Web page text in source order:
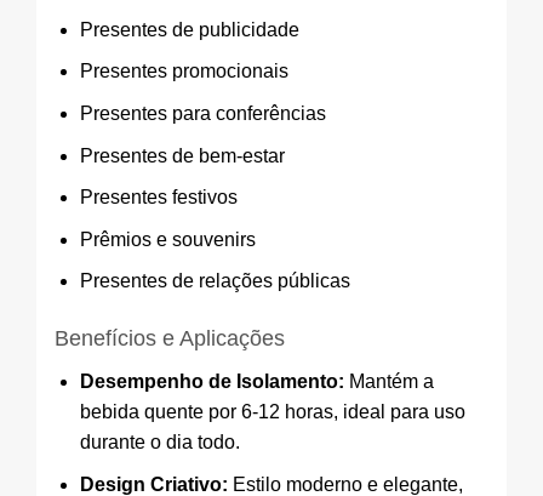
Presentes de publicidade
Presentes promocionais
Presentes para conferências
Presentes de bem-estar
Presentes festivos
Prêmios e souvenirs
Presentes de relações públicas
Benefícios e Aplicações
Desempenho de Isolamento: Mantém a
bebida quente por 6-12 horas, ideal para uso
durante o dia todo.
Design Criativo: Estilo moderno e elegante,